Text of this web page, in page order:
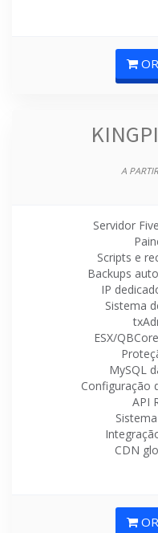
A
Servidor
Scripts e
Backups
IP
Sistema
ESX/
MySQL
Configuração
API
CDN